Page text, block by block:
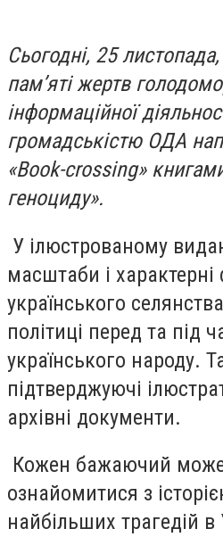
Сьогодні, 25
пам’яті жертв
інформаційної
громадськістю ОДА
«Book-crossing»
геноциду».
У ілюстрованому
масштаби і
українського
політиці перед та під
українського народу.
підтверджуючі
архівні документи.
Кожен бажаючий може
ознайомитися з
найбільших трагедій